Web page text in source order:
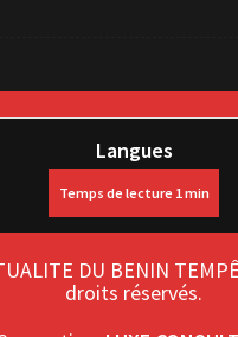
Langues
DU BENIN
droits réservés.